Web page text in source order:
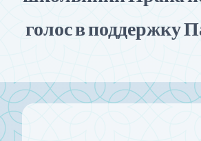
голос в поддержку